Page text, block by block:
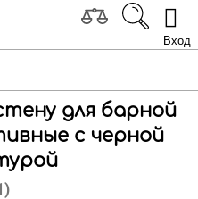
Вход
для барной
с черной